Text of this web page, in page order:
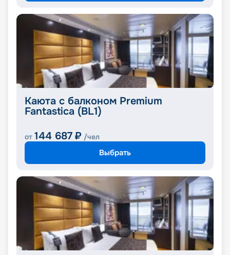
Каюта с балконом Premium
Fantastica (BL1)
от 144 687 ₽ /чел
Выбрать